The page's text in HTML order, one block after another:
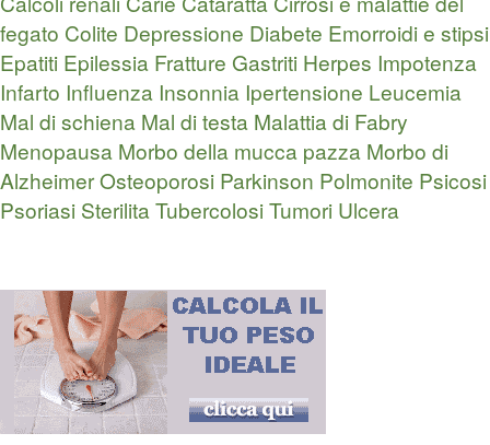
fegato Colite Depressione Diabete Emorroidi e stipsi
Epatiti Epilessia Fratture Gastriti Herpes Impotenza
Infarto Influenza Insonnia Ipertensione Leucemia
Mal di schiena Mal di testa Malattia di Fabry
Menopausa Morbo della mucca pazza Morbo di
AlzheimerOsteoporosi Parkinson Polmonite Psicosi
Psoriasi SterilitaTubercolosiTumori Ulcera